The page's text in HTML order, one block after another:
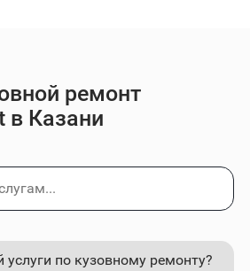
ремонт
в Казани
по кузовному ремонту?